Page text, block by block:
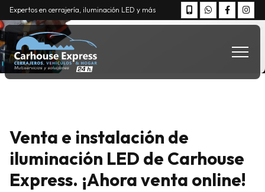
Expertos en cerrajería, iluminación LED y más
Venta e instalación de
iluminación LED de Carhouse
Express. ¡Ahora venta online!